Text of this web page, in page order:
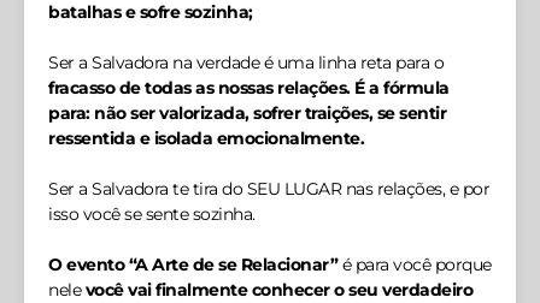
batalhas e sofre sozinha;
Ser a Salvadora na verdade é uma linha reta para o
fracasso de todas as nossas relações. É a fórmula
para: não ser valorizada, sofrer traições, se sentir
ressentida e isolada emocionalmente.
Ser a Salvadora te tira do SEU LUGAR nas relações, e por
isso você se sente sozinha.
O evento “A Arte de se Relacionar”é para você porque
nelevocê vai finalmente conhecer o seu verdadeiro